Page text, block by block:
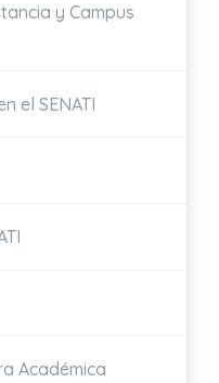
y Campus
el SENATI
Académica